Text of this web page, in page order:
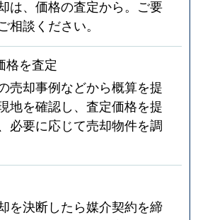
は、価格の査定から。ご要
相談ください。
格を査定
売却事例などから概算を提
地を確認し、査定価格を提
必要に応じて売却物件を調
を決断したら媒介契約を締